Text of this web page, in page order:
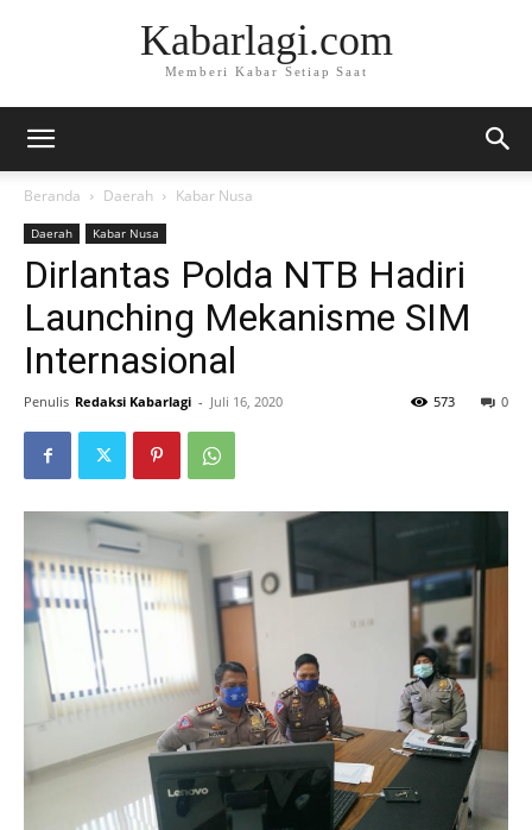
Kabarlagi.com
Memberi Kabar Setiap Saat
Beranda Daerah Kabar Nusa
Daerah Kabar Nusa
Dirlantas Polda NTB Hadiri
Launching Mekanisme SIM
Internasional
Penulis Redaksi Kabarlagi - Juli 16, 2020 0
573